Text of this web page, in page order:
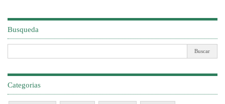
Busqueda
Categorias